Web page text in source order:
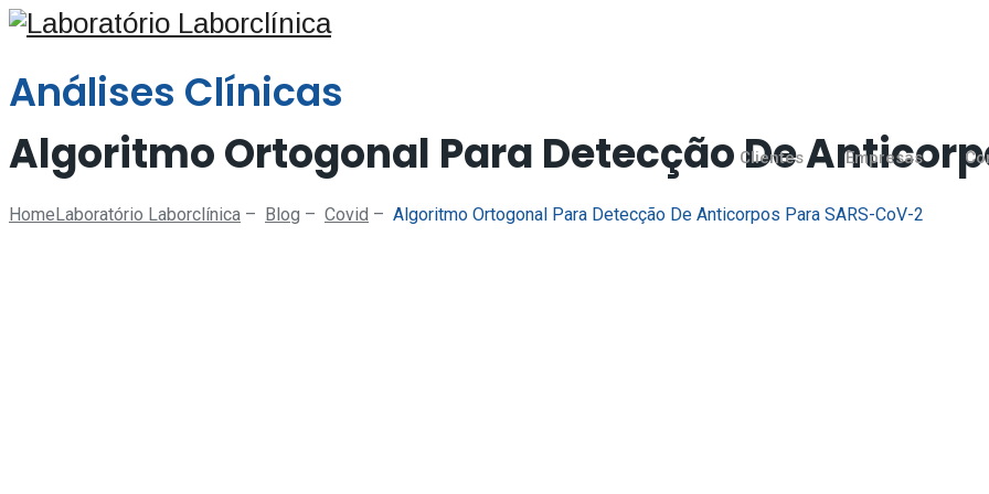
Análises Clínicas
Clientes Empresas
Algoritmo Ortogonal Para Detecção De
Home Laboratório Laborclínica – Blog – Covid – Algoritmo Ortogonal Para Detecção De Anticorpos Para SARS-CoV-2